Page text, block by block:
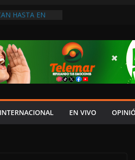
HASTA EN
DE ARTÍCULOS
CARRILLO
LA ECONOMÍA
NO HAY
INTERNACIONAL EN VIVO